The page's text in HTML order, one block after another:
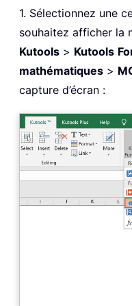
1. Sélectionnez une
souhaitez afficher la
Kutools > Kutools
mathématiques >
capture d’écran :